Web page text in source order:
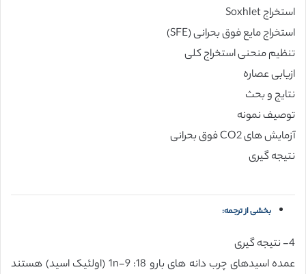
استخراج Soxhlet
استخراج مایع فوق بحرانی (SFE)
تنظیم منحنی استخراج کلی
ازیابی عصاره
نتایج و بحث
توصیف نمونه
آزمایش های CO2 فوق بحرانی
نتیجه گیری
بخشی از ترجمه:
4- نتیجه گیری
عمده اسیدهای چرب دانه های بارو 18: 1n-9 (اولئیک اسید) هستند